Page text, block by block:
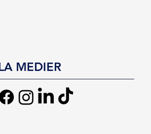
MEDIER